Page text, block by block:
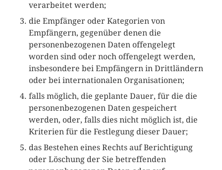
verarbeitet werden;
die Empfänger oder Kategorien von
Empfängern, gegenüber denen die
personenbezogenen Daten offengelegt
worden sind oder noch offengelegt werden,
insbesondere bei Empfängern in Drittländern
oder bei internationalen Organisationen;
falls möglich, die geplante Dauer, für die die
personenbezogenen Daten gespeichert
werden, oder, falls dies nicht möglich ist, die
Kriterien für die Festlegung dieser Dauer;
das Bestehen eines Rechts auf Berichtigung
oder Löschung der Sie betreffenden